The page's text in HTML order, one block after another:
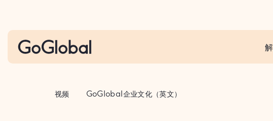
视频 GoGlobal企业文化（英文）